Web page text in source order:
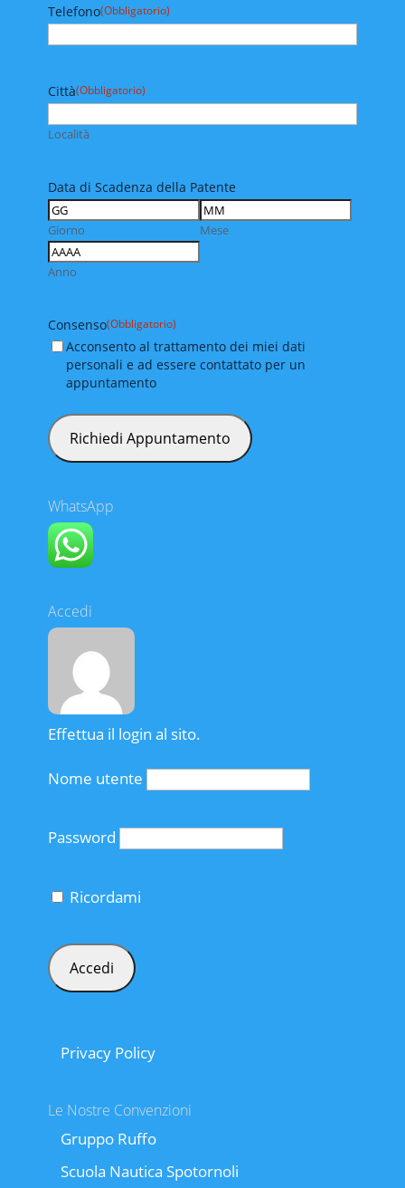
Telefono(Obbligatorio)
Città(Obbligatorio)
Località
Data di Scadenza della Patente
Giorno Mese
Anno
Consenso(Obbligatorio)
Acconsento al trattamento dei miei dati
personali e ad essere contattato per un
appuntamento
WhatsApp
Accedi
Effettua il login al sito.
Nome utente
Password
Ricordami
Privacy Policy
Le Nostre Convenzioni
Gruppo Ruffo
Scuola Nautica Spotornoli